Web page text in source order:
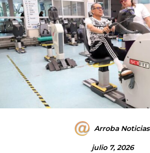
Arroba Noticias
julio 7, 2026